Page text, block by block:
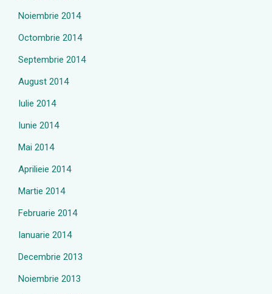
Noiembrie 2014
Octombrie 2014
Septembrie 2014
August 2014
Iulie 2014
Iunie 2014
Mai 2014
Aprilieie 2014
Martie 2014
Februarie 2014
Ianuarie 2014
Decembrie 2013
Noiembrie 2013